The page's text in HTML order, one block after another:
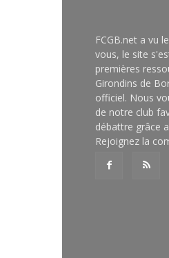
FCGB.net a vu
vous, le site
premières
Girondins de
officiel. Nous
de notre club
débattre grâce
Rejoignez la